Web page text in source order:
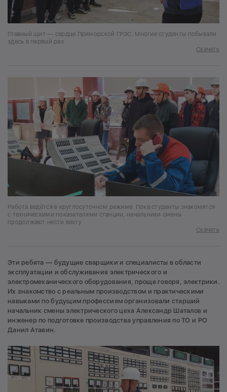
Главный щит — сердце Приморской ГРЭС. Многие студенты побывали
здесь в первый раз
Скачать
Работа ведётся в круглосуточном режиме. Пока студенты знакомятся
с техническими показателями станции, начальники смены
продолжают нести вахту
Скачать
Эти ребята — будущие сварщики и специалисты в области
эксплуатации и обслуживания электрического и
электромеханического оборудования, проще говоря, электрики.
Их знакомство с реальным производством и практическими
навыками по будущим профессиям организовали старший
начальник смены электрического цеха Александр Шаталов и
инженер по подготовке производства управления по ТО и РО
Данил Атавин.